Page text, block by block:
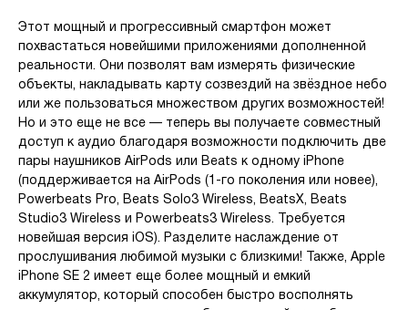
Этот мощный и прогрессивный смартфон может
похвастаться новейшими приложениями дополненной
реальности. Они позволят вам измерять физические
объекты, накладывать карту созвездий на звёздное небо
или же пользоваться множеством других возможностей!
Но и это еще не все — теперь вы получаете совместный
доступ к аудио благодаря возможности подключить две
пары наушников AirPods или Beats к одному iPhone
(поддерживается на AirPods (1-го поколения или новее),
Powerbeats Pro, Beats Solo3 Wireless, BeatsX, Beats
Studio3 Wireless и Powerbeats3 Wireless. Требуется
новейшая версия iOS). Разделите наслаждение от
прослушивания любимой музыки с близкими! Также, Apple
iPhone SE 2 имеет еще более мощный и емкий
аккумулятор, который способен быстро восполнять